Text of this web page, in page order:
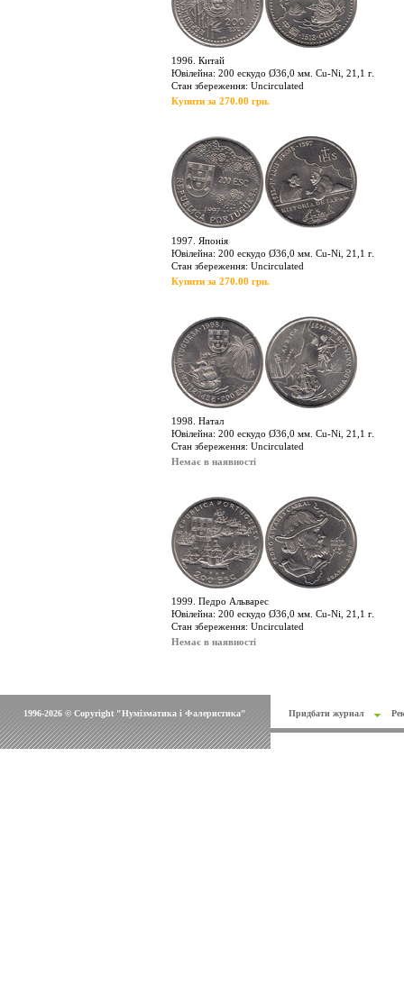
1996. Китай
Ювілейна: 200 ескудо Ø36,0 мм. Cu-Ni, 21,1 г.
Стан збереження: Uncirculated
Купити за 270.00 грн.
1997. Японія
Ювілейна: 200 ескудо Ø36,0 мм. Cu-Ni, 21,1 г.
Стан збереження: Uncirculated
Купити за 270.00 грн.
1998. Натал
Ювілейна: 200 ескудо Ø36,0 мм. Cu-Ni, 21,1 г.
Стан збереження: Uncirculated
Немає в наявності
1999. Педро Альварес
Ювілейна: 200 ескудо Ø36,0 мм. Cu-Ni, 21,1 г.
Стан збереження: Uncirculated
Немає в наявності
1996-2026 © Copyright "Нумізматика і Фалеристика" Придбати журнал